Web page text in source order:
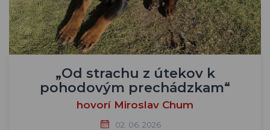
„Od strachu z útekov k
pohodovým prechádzkam“
hovorí Miroslav Chum
02. 06. 2026